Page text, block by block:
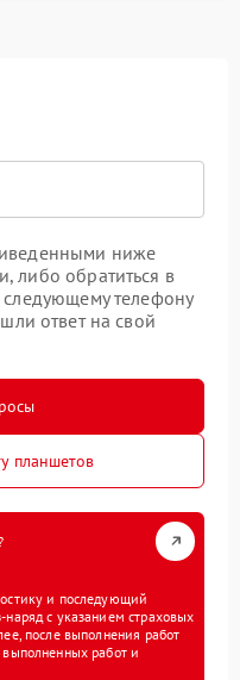
ниже
либо обратиться в
следующему телефону
ответ на свой
планшетов
и последующий
наряд с указанием страховых
после выполнения работ
работ и